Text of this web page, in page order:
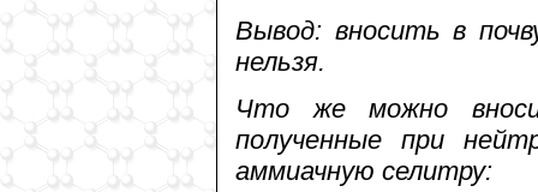
Вывод: вносить в
нельзя.
Что же можно
полученные при
аммиачную селитру: